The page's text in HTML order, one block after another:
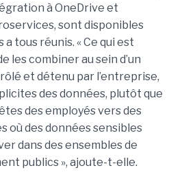
à OneDrive et
sont disponibles
a tous réunis. « Ce qui est
les combiner au sein d’un
et détenu par l’entreprise,
des données, plutôt que
des employés vers des
où des données sensibles
dans des ensembles de
publics », ajoute-t-elle.